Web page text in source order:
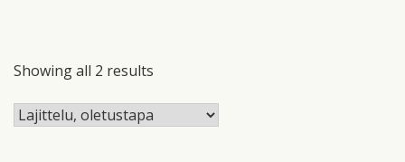
Showing all 2 results